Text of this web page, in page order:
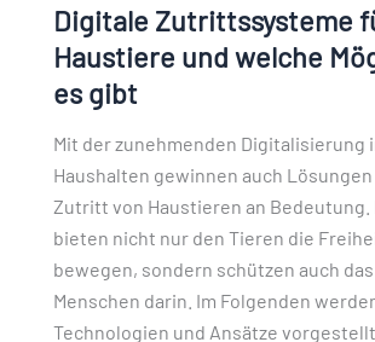
Digitale Zutrittssysteme
Haustiere und welche
es gibt
Mit der zunehmenden Digitalisierung
Haushalten gewinnen auch
Zutritt von Haustieren an Bedeutung.
bieten nicht nur den Tieren die
bewegen, sondern schützen auch
Menschen darin. Im Folgenden
Technologien und Ansätze
für
Haustiere
welche
Möglichkeiten
es
gibt